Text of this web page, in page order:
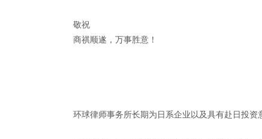
敬祝
商祺顺遂，万事胜意！
环球律师事务所长期为日系企业以及具有赴日投资